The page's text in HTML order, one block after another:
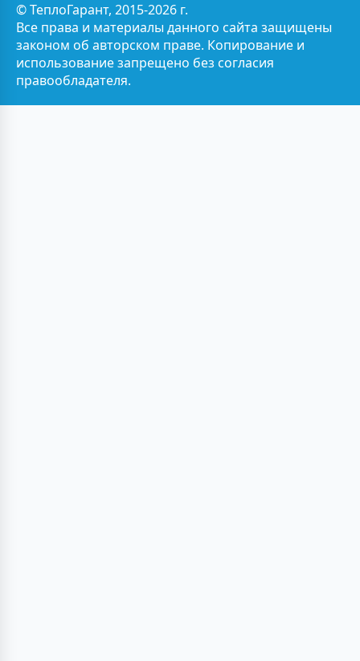
© ТеплоГарант, 2015-2026 г.
Все права и материалы данного сайта защищены
законом об авторском праве. Копирование и
использование запрещено без согласия
правообладателя.